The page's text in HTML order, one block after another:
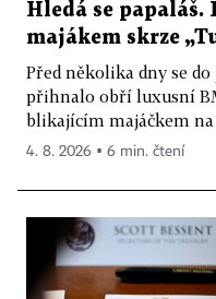
Hledá se papaláš.
majákem skrze
Před několika dny se
přihnalo obří luxusní
blikajícím majáčkem na
4. 8. 2026 ▪ 6 min. čtení